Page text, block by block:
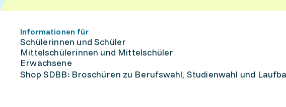
Informationen für
Schülerinnen und Schüler
Mittelschülerinnen und Mittelschüler
Erwachsene
Shop SDBB: Broschüren zu Berufswahl, Studienwahl und